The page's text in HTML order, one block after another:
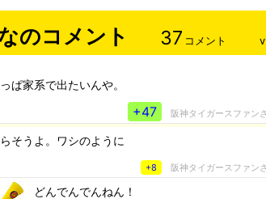
のコメント 37 コメント
ぱ家系で出たいんや。
+47 阪神タイガースファン
そうよ。ワシのように
+8 阪神タイガースファン
どんでんでんねん！